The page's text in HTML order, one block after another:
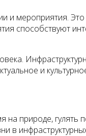
и мероприятия.
способствуют
и
природе,
в